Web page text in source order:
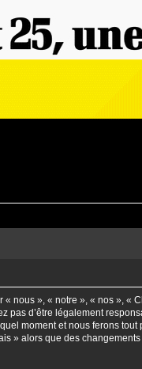
nous », « notre », « nos », «
d’être légalement
moment et nous ferons
» alors que des